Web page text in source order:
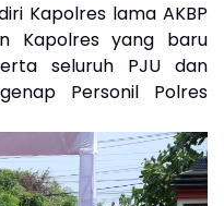
Kapolres lama AKBP
Kapolres yang baru
seluruh PJU dan
Personil Polres